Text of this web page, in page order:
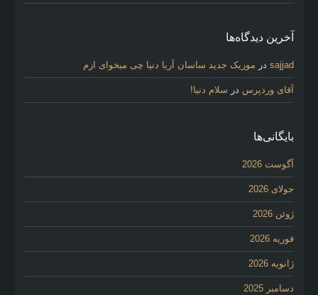
آخرین دیدگاه‌ها
sajjad در موزیک جدید ساسان آریا دنیا چی میخوای ازم
آقای وردپرس در سلام دنیا!
بایگانی‌ها
آگوست 2026
جولای 2026
ژوئن 2026
فوریه 2026
ژانویه 2026
دسامبر 2025